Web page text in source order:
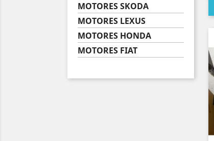
MOTORES SKODA
MOTORES LEXUS
MOTORES HONDA
MOTORES FIAT